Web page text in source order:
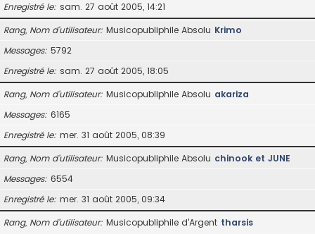
Enregistré le sam. 27 août 2005, 14:21
Rang, Nom d’utilisateur Musicopubliphile Absolu Krimo
Messages 5792
Enregistré le sam. 27 août 2005, 18:05
Rang, Nom d’utilisateur Musicopubliphile Absolu akariza
Messages 6165
Enregistré le mer. 31 août 2005, 08:39
Rang, Nom d’utilisateur Musicopubliphile Absolu chinook et JUNE
Messages 6554
Enregistré le mer. 31 août 2005, 09:34
Rang, Nom d’utilisateur Musicopubliphile d'Argent tharsis